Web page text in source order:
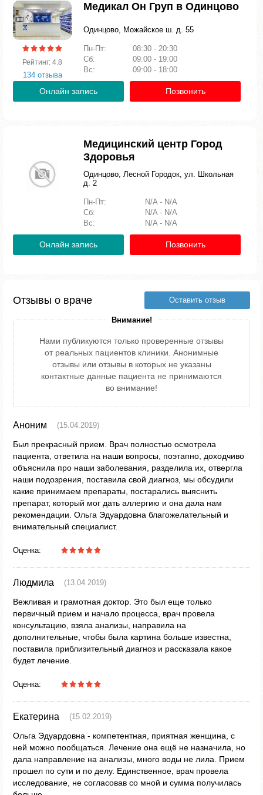
Рейтинг: 4.8
134 отзыва
Медикал Он Груп в Одинцово
Одинцово, Можайское ш. д. 55
Пн-Пт:
08:30 - 20:30
Сб:
09:00 - 19:00
Вс:
09:00 - 18:00
Онлайн запись Позвонить
Медицинский центр Город
Здоровья
Одинцово, Лесной Городок, ул. Школьная
д. 2
Пн-Пт:
N/A - N/A
Сб:
N/A - N/A
Вс:
N/A - N/A
Онлайн запись Позвонить
Отзывы о враче Оставить отзыв
Внимание!
Нами публикуются только проверенные отзывы
от реальных пациентов клиники. Анонимные
отзывы или отзывы в которых не указаны
контактные данные пациента не принимаются
во внимание!
Аноним (15.04.2019)
Был прекрасный прием. Врач полностью осмотрела
пациента, ответила на наши вопросы, поэтапно, доходчиво
объяснила про наши заболевания, разделила их, отвергла
наши подозрения, поставила свой диагноз, мы обсудили
какие принимаем препараты, постарались выяснить
препарат, который мог дать аллергию и она дала нам
рекомендации. Ольга Эдуардовна благожелательный и
внимательный специалист.
Оценка:
Людмила (13.04.2019)
Вежливая и грамотная доктор. Это был еще только
первичный прием и начало процесса, врач провела
консультацию, взяла анализы, направила на
дополнительные, чтобы была картина больше известна,
поставила приблизительный диагноз и рассказала какое
будет лечение.
Оценка:
Екатерина (15.02.2019)
Ольга Эдуардовна - компетентная, приятная женщина, с
ней можно пообщаться. Лечение она ещё не назначила, но
дала направление на анализы, много воды не лила. Прием
прошел по сути и по делу. Единственное, врач провела
исследование, не согласовав со мной и сумма получилась